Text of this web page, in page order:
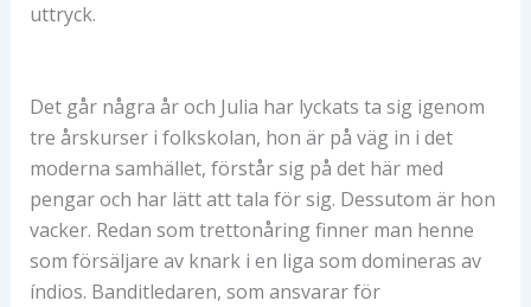
uttryck.
Det går några år och Julia har lyckats ta sig igenom
tre årskurser i folkskolan, hon är på väg in i det
moderna samhället, förstår sig på det här med
pengar och har lätt att tala för sig. Dessutom är hon
vacker. Redan som trettonåring finner man henne
som försäljare av knark i en liga som domineras av
índios. Banditledaren, som ansvarar för